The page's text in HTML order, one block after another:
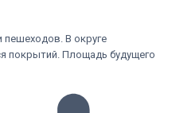
пешеходов. В округе
покрытий. Площадь будущего